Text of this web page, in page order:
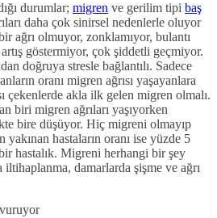
durumlar; migren ve gerilim tipi baş
daha çok sinirsel nedenlerle oluyor
ağrı olmuyor, zonklamıyor, bulantı
göstermiyor, çok şiddetli geçmiyor.
doğruya stresle bağlantılı. Sadece
oranı migren ağrısı yaşayanlara
çekenlerde akla ilk gelen migren olmalı.
biri migren ağrıları yaşıyorken
bire düşüyor. Hiç migreni olmayıp
yakınan hastaların oranı ise yüzde 5
hastalık. Migreni herhangi bir şey
damarlarda şişme ve ağrı